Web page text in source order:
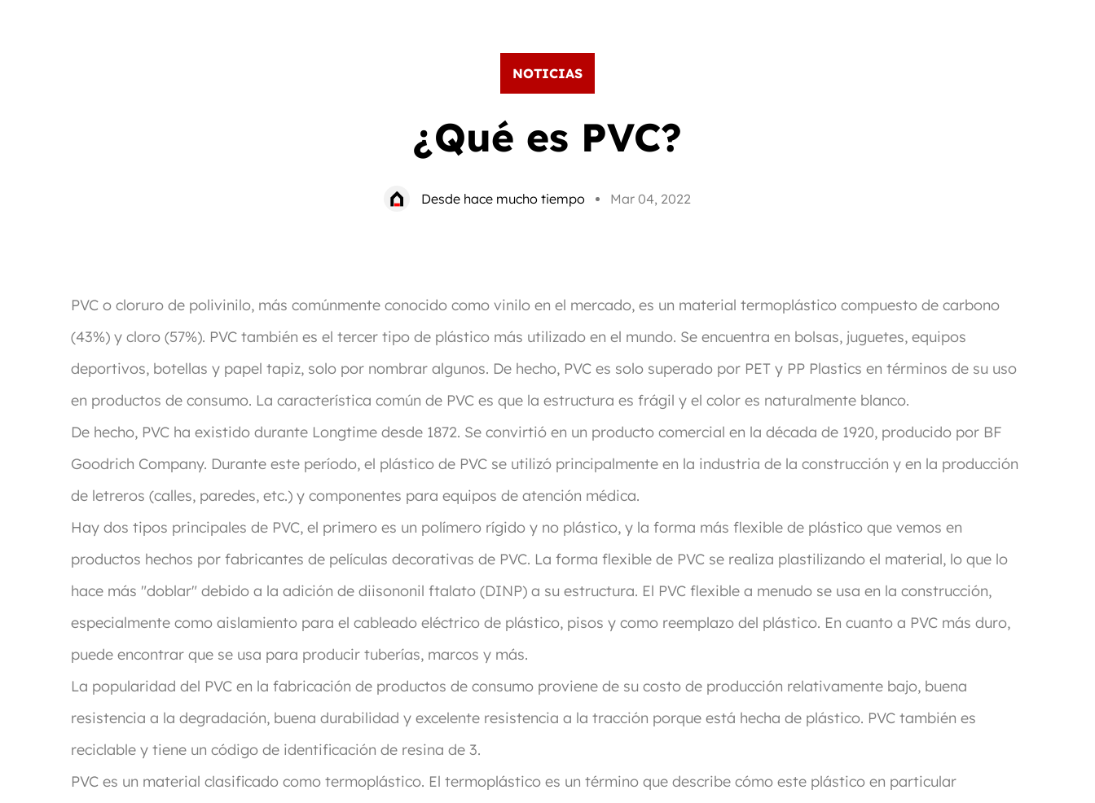
NOTICIAS
¿Qué es PVC?
Desde hace mucho tiempo Mar 04, 2022
PVC o cloruro de polivinilo, más comúnmente conocido como vinilo en el mercado, es un material termoplástico compuesto de carbono
(43%) y cloro (57%). PVC también es el tercer tipo de plástico más utilizado en el mundo. Se encuentra en bolsas, juguetes, equipos
deportivos, botellas y papel tapiz, solo por nombrar algunos. De hecho, PVC es solo superado por PET y PP Plastics en términos de su uso
en productos de consumo. La característica común de PVC es que la estructura es frágil y el color es naturalmente blanco.
De hecho, PVC ha existido durante Longtime desde 1872. Se convirtió en un producto comercial en la década de 1920, producido por BF
Goodrich Company. Durante este período, el plástico de PVC se utilizó principalmente en la industria de la construcción y en la producción
de letreros (calles, paredes, etc.) y componentes para equipos de atención médica.
Hay dos tipos principales de PVC, el primero es un polímero rígido y no plástico, y la forma más flexible de plástico que vemos en
productos hechos por fabricantes de películas decorativas de PVC. La forma flexible de PVC se realiza plastilizando el material, lo que lo
hace más "doblar" debido a la adición de diisononil ftalato (DINP) a su estructura. El PVC flexible a menudo se usa en la construcción,
especialmente como aislamiento para el cableado eléctrico de plástico, pisos y como reemplazo del plástico. En cuanto a PVC más duro,
puede encontrar que se usa para producir tuberías, marcos y más.
La popularidad del PVC en la fabricación de productos de consumo proviene de su costo de producción relativamente bajo, buena
resistencia a la degradación, buena durabilidad y excelente resistencia a la tracción porque está hecha de plástico. PVC también es
reciclable y tiene un código de identificación de resina de 3.
PVC es un material clasificado como termoplástico. El termoplástico es un término que describe cómo este plástico en particular